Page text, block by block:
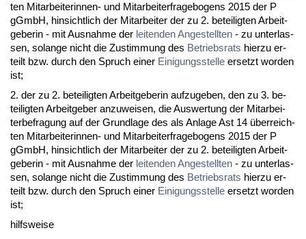
ten Mit­ar­bei­te­rin­nen- und Mit­ar­bei­ter­fra­ge­bo­gens 2015 der P
gGmbH, hin­sicht­lich der Mit­ar­bei­ter der zu 2. be­tei­lig­ten Ar­beit­
ge­be­rin - mit Aus­nah­me der lei­ten­den An­ge­stell­ten - zu un­ter­las­
sen, so­lan­ge nicht die Zu­stim­mung des Be­triebs­rats hier­zu er­
teilt bzw. durch den Spruch ei­ner Ei­ni­gungs­stel­le er­setzt wor­den
ist;
2. der zu 2. be­tei­lig­ten Ar­beit­ge­be­rin auf­zu­ge­ben, den zu 3. be­
tei­lig­ten Ar­beit­ge­ber an­zu­wei­sen, die Aus­wer­tung der Mit­ar­bei­
ter­be­fra­gung auf der Grund­la­ge des als An­la­ge Ast 14 über­reich­
ten Mit­ar­bei­te­rin­nen- und Mit­ar­bei­ter­fra­ge­bo­gens 2015 der P
gGmbH, hin­sicht­lich der Mit­ar­bei­ter der zu 2. be­tei­lig­ten Ar­beit­
ge­be­rin - mit Aus­nah­me der lei­ten­den An­ge­stell­ten - zu un­ter­las­
sen, so­lan­ge nicht die Zu­stim­mung des Be­triebs­rats hier­zu er­
teilt bzw. durch den Spruch ei­ner Ei­ni­gungs­stel­le er­setzt wor­den
ist;
hilfs­wei­se